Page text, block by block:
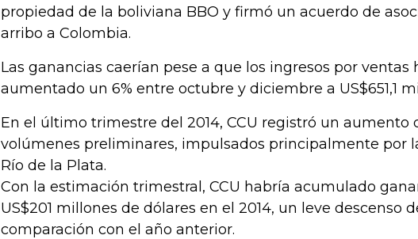
propiedad de la boliviana BBO y firmó un acuerdo de
arribo a Colombia.
Las ganancias caerían pese a que los ingresos por ventas
aumentado un 6% entre octubre y diciembre a US$651,1
En el último trimestre del 2014, CCU registró un aumento
volúmenes preliminares, impulsados principalmente por
Río de la Plata.
Con la estimación trimestral, CCU habría acumulado
US$201 millones de dólares en el 2014, un leve descenso
comparación con el año anterior.